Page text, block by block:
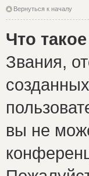
Вернуться к началу
Что
Звания,
вы не